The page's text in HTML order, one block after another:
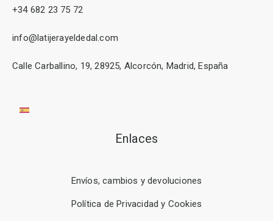
+34 682 23 75 72
info@latijerayeldedal.com
Calle Carballino, 19, 28925, Alcorcón, Madrid, España
Enlaces
Envíos, cambios y devoluciones
Política de Privacidad y Cookies